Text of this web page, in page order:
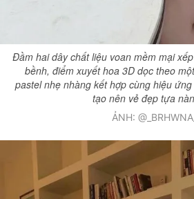
Đầm hai dây chất liệu voan mềm mại
bềnh, điểm xuyết hoa 3D dọc theo
pastel nhẹ nhàng kết hợp cùng hiệu
tạo nên vẻ đẹp tựa
ẢNH: @_BRHWNA_